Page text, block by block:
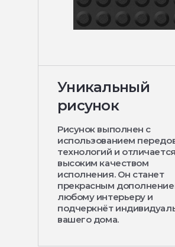
Уникальный
рисунок
Рисунок выполнен с
использованием
технологий и отличается
высоким качеством
исполнения. Он станет
прекрасным
любому интерьеру и
подчеркнёт
вашего дома.